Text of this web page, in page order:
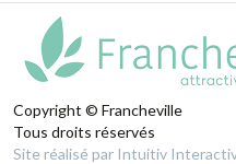
Copyright © Francheville
Tous droits réservés
Site réalisé par Intuitiv